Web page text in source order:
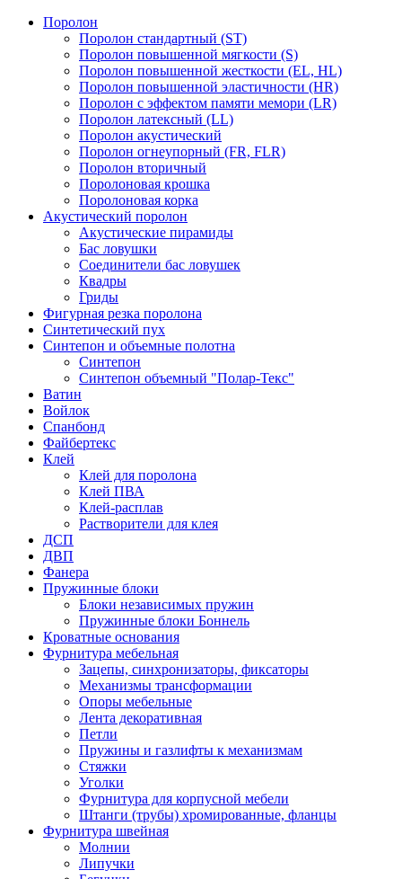
Поролон
Поролон стандартный (ST)
Поролон повышенной мягкости (S)
Поролон повышенной жесткости (EL, HL)
Поролон повышенной эластичности (HR)
Поролон с эффектом памяти мемори (LR)
Поролон латексный (LL)
Поролон акустический
Поролон огнеупорный (FR, FLR)
Поролон вторичный
Поролоновая крошка
Поролоновая корка
Акустический поролон
Акустические пирамиды
Бас ловушки
Соединители бас ловушек
Квадры
Гриды
Фигурная резка поролона
Синтетический пух
Синтепон и объемные полотна
Синтепон
Синтепон объемный "Полар-Текс"
Ватин
Войлок
Спанбонд
Файбертекс
Клей
Клей для поролона
Клей ПВА
Клей-расплав
Растворители для клея
ДСП
ДВП
Фанера
Пружинные блоки
Блоки независимых пружин
Пружинные блоки Боннель
Кроватные основания
Фурнитура мебельная
Зацепы, синхронизаторы, фиксаторы
Механизмы трансформации
Опоры мебельные
Лента декоративная
Петли
Пружины и газлифты к механизмам
Стяжки
Уголки
Фурнитура для корпусной мебели
Штанги (трубы) хромированные, фланцы
Фурнитура швейная
Молнии
Липучки